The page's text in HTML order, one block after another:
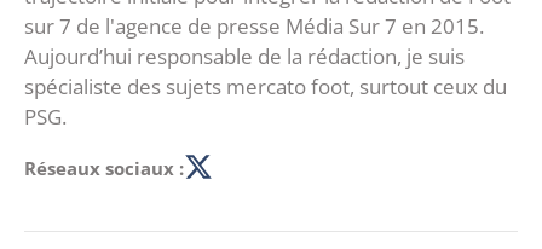
sur 7 de l'agence de presse Média Sur 7 en 2015.
Aujourd’hui responsable de la rédaction, je suis
spécialiste des sujets mercato foot, surtout ceux du
PSG.
Réseaux sociaux :